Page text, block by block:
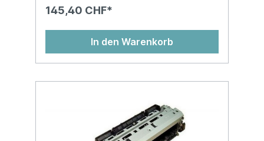
145,40 CHF*
In den Warenkorb